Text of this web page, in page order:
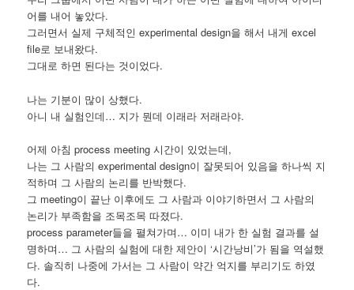
어를 내어 놓았다.
그러면서 실제 구체적인 experimental design을 해서 내게 excel
file로 보내왔다.
그대로 하면 된다는 것이었다.
나는 기분이 많이 상했다.
아니 내 실험인데… 지가 뭔데 이래라 저래라야.
어제 아침 process meeting 시간이 있었는데,
나는 그 사람의 experimental design이 잘못되어 있음을 하나씩 지
적하며 그 사람의 논리를 반박했다.
그 meeting이 끝난 이후에도 그 사람과 이야기하면서 그 사람의
논리가 부족함을 조목조목 따졌다.
process parameter들을 펼쳐가며… 이미 내가 한 실험 결과를 설
명하며… 그 사람의 실험에 대한 제안이 ‘시간낭비’가 됨을 역설했
다. 솔직히 나중에 가서는 그 사람이 약간 억지를 부리기도 하였
다.